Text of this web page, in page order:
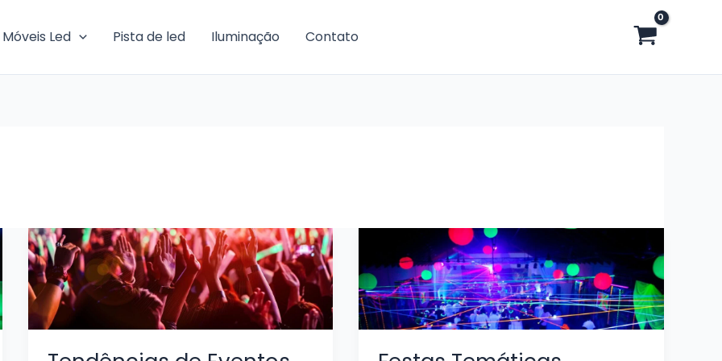
Móveis Led
Pista de led Iluminação Contato